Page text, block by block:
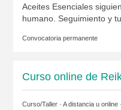
Aceites Esenciales
humano. Seguimiento y
Convocatoria permanente
Curso online de
Curso/Taller · A distancia u online ·